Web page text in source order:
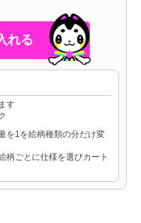
す
を1を絵柄種類の分だけ変
柄ごとに仕様を選びカート